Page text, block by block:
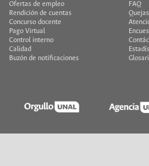
Ofertas de empleo
Rendición de cuentas
Concurso docente
Pago Virtual
Control interno
Calidad
Buzón de notificaciones
FAQ